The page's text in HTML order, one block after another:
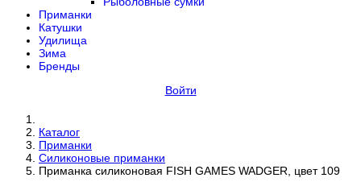
Приманки
Катушки
Удилища
Зима
Бренды
Войти
Каталог
Приманки
Силиконовые приманки
Приманка силиконовая FISH GAMES WADGER, цвет 109